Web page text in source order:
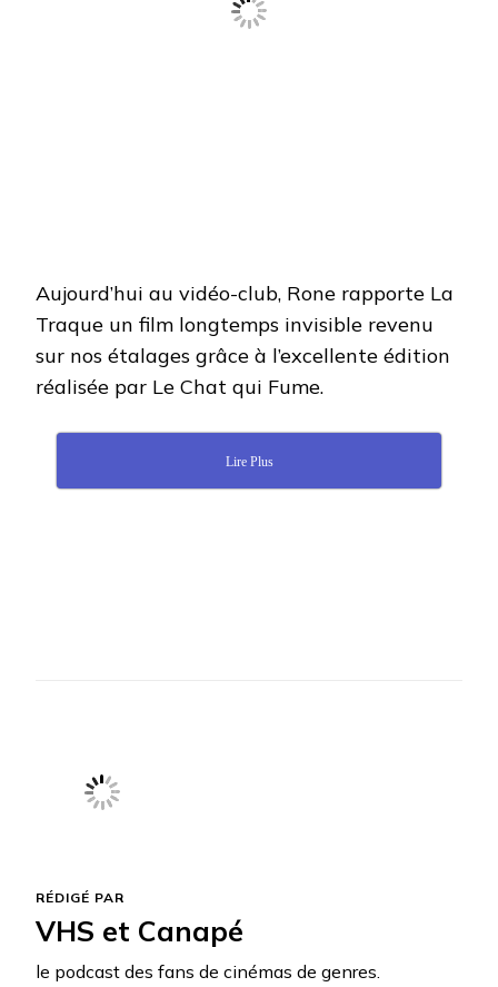
Aujourd’hui au vidéo-club, Rone rapporte La
Traque un film longtemps invisible revenu
sur nos étalages grâce à l’excellente édition
réalisée par Le Chat qui Fume.
Lire Plus
RÉDIGÉ PAR
VHS et Canapé
le podcast des fans de cinémas de genres.